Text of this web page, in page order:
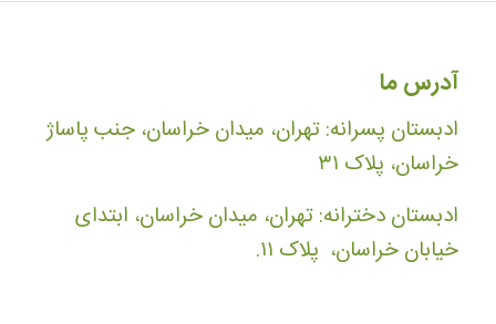
آدرس ما
ادبستان پسرانه: تهران، میدان خراسان، جنب پاساژ
خراسان، پلاک ۳۱
ادبستان دخترانه: تهران، میدان خراسان، ابتدای
خیابان خراسان، پلاک ۱۱.